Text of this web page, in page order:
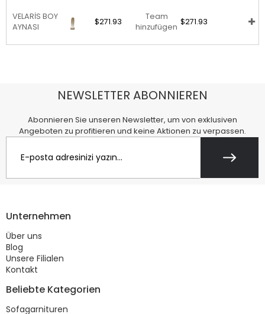
VELARİS BOY
AYNASI
$271.93
Team
hinzufügen
$271.93
NEWSLETTER ABONNIEREN
Abonnieren Sie unseren Newsletter, um von exklusiven
Angeboten zu profitieren und keine Aktionen zu verpassen.
Unternehmen
Über uns
Blog
Unsere Filialen
Kontakt
Beliebte Kategorien
Sofagarnituren